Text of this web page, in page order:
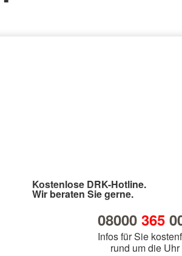
Kostenlose DRK-Hotline.
Wir beraten Sie gerne.
08000 365
Infos für Sie
rund um die Uhr